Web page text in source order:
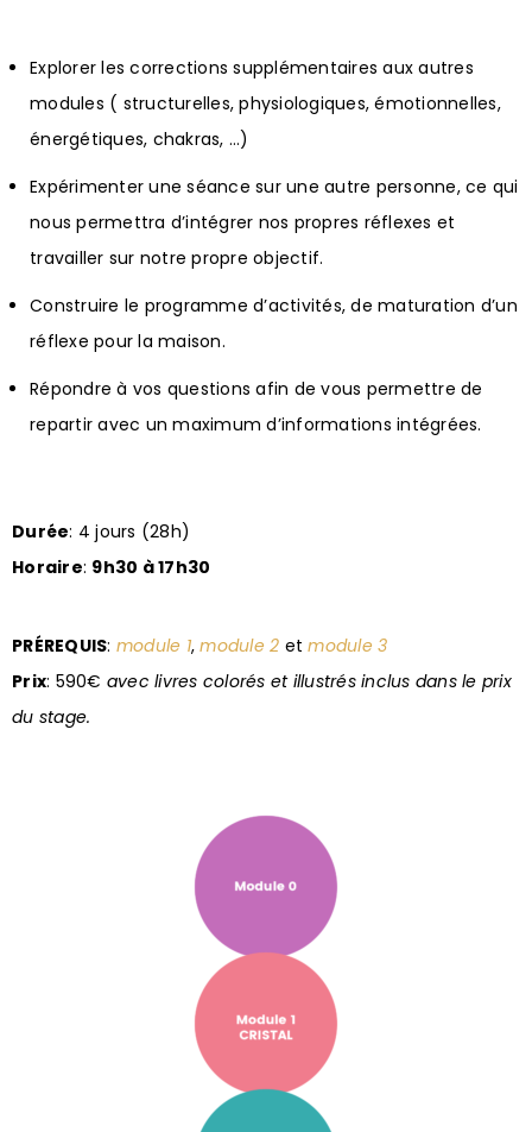
Explorer les corrections supplémentaires aux autres
modules ( structurelles, physiologiques, émotionnelles,
énergétiques, chakras, …)
Expérimenter une séance sur une autre personne, ce qui
nous permettra d’intégrer nos propres réflexes et
travailler sur notre propre objectif.
Construire le programme d’activités, de maturation d’un
réflexe pour la maison.
Répondre à vos questions afin de vous permettre de
repartir avec un maximum d’informations intégrées.
Durée: 4 jours (28h)
Horaire: 9h30 à 17h30
PRÉREQUIS: module 1,module 2 etmodule 3
Prix: 590€ avec livres colorés et illustrés inclus dans le prix
du stage.